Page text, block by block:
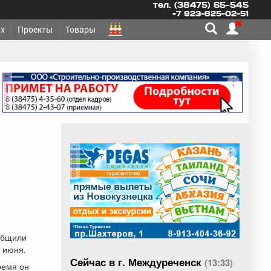
тел. (38475) 65-545
+7 923-625-02-51
Проекты Товары
реклама
июня.
он
реклама
Сейчас в г. Междуреченск (13:33)